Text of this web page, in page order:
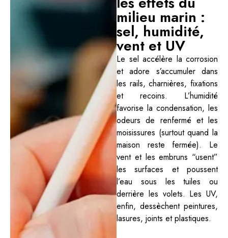
milieu marin :
sel, humidité,
vent et UV
Le sel accélère la corrosion
et adore s’accumuler dans
les rails, charnières, fixations
et recoins. L’humidité
favorise la condensation, les
odeurs de renfermé et les
moisissures (surtout quand la
maison reste fermée). Le
vent et les embruns “usent”
les surfaces et poussent
l’eau sous les tuiles ou
derrière les volets. Les UV,
enfin, dessèchent peintures,
lasures, joints et plastiques.